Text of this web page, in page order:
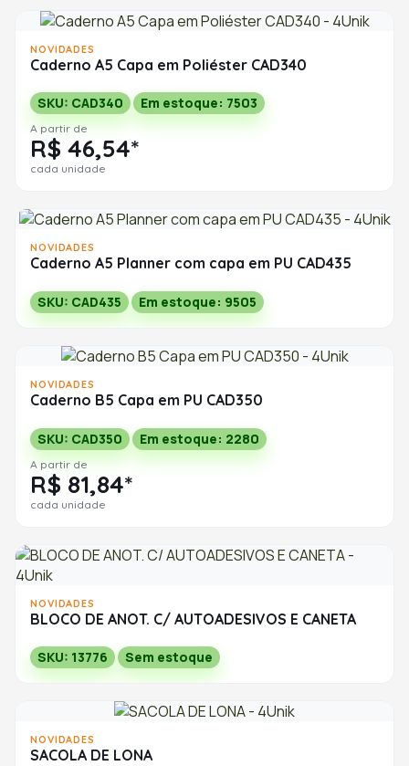
NOVIDADES
Caderno A5 Capa em Poliéster CAD340
SKU: CAD340 Em estoque: 7503
A partir de
R$ 46,54*
cada unidade
NOVIDADES
Caderno A5 Planner com capa em PU CAD435
SKU: CAD435 Em estoque: 9505
NOVIDADES
Caderno B5 Capa em PU CAD350
SKU: CAD350 Em estoque: 2280
A partir de
R$ 81,84*
cada unidade
NOVIDADES
BLOCO DE ANOT. C/ AUTOADESIVOS E CANETA
SKU: 13776 Sem estoque
NOVIDADES
SACOLA DE LONA